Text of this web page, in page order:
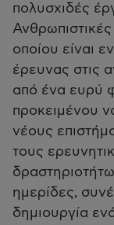
πολυσχιδές
οποίου είναι
έρευνας στις
από ένα ευρύ
προκειμένου
νέους
τους
ημερίδες,
δημιουργία